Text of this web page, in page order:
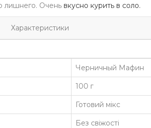
лишнего. Очень вкусно курить в соло.
Характеристики
Черничный Мафин
100 г
Готовий мікс
Без свіжості